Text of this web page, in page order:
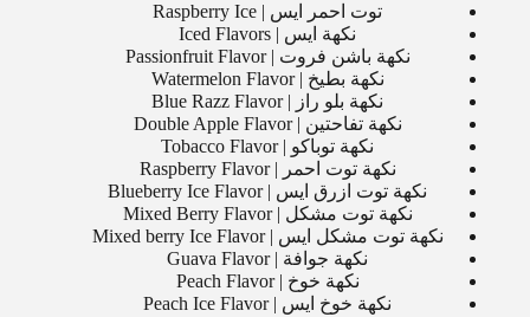
توت احمر ايس | Raspberry Ice
نكهة ايس | Iced Flavors
نكهة باشن فروت | Passionfruit Flavor
نكهة بطيخ | Watermelon Flavor
نكهة بلو راز | Blue Razz Flavor
نكهة تفاحتين | Double Apple Flavor
نكهة توباكو | Tobacco Flavor
نكهة توت احمر | Raspberry Flavor
نكهة توت ازرق ايس | Blueberry Ice Flavor
نكهة توت مشكل | Mixed Berry Flavor
نكهة توت مشكل ايس | Mixed berry Ice Flavor
نكهة جوافة | Guava Flavor
نكهة خوخ | Peach Flavor
نكهة خوخ ايس | Peach Ice Flavor